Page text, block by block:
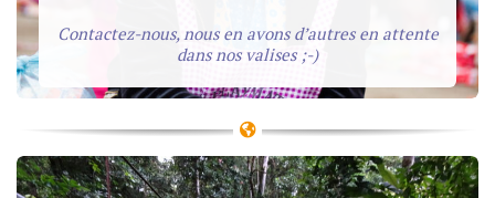
Contactez-nous, nous en avons d’autres en attente
dans nos valises ;-)